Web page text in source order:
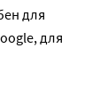
для
для